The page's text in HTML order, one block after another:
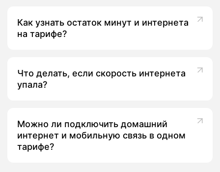
Как узнать остаток минут и интернета
на тарифе?
Что делать, если скорость интернета
упала?
Можно ли подключить домашний
интернет и мобильную связь в одном
тарифе?